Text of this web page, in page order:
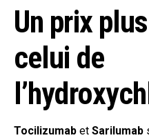
Un prix
celui de
Tocilizumab et Sarilumab